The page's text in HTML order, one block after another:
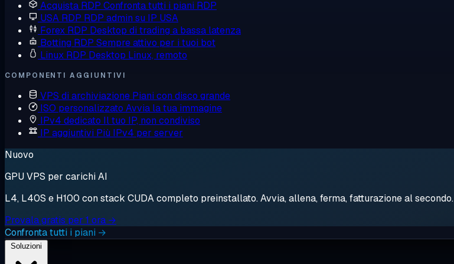
Acquista RDP Confronta tutti i piani RDP
USA RDP RDP admin su IP USA
Forex RDP Desktop di trading a bassa latenza
Botting RDP Sempre attivo per i tuoi bot
Linux RDP Desktop Linux, remoto
COMPONENTI AGGIUNTIVI
VPS di archiviazione Piani con disco grande
ISO personalizzato Avvia la tua immagine
IPv4 dedicato Il tuo IP, non condiviso
IP aggiuntivi Più IPv4 per server
Nuovo
GPU VPS per carichi AI
L4, L40S e H100 con stack CUDA completo preinstallato. Avvia, allena, ferma, fatturazione al secondo.
Provala gratis per 1 ora →
Confronta tutti i piani →